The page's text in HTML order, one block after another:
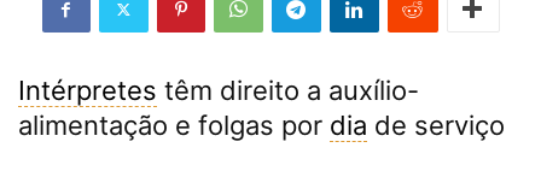
Intérpretes têm direito a auxílio-
alimentação e folgas por dia de serviço